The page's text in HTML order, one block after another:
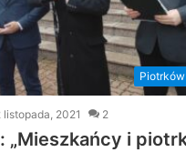
listopada, 2021 2
„Mieszkańcy i